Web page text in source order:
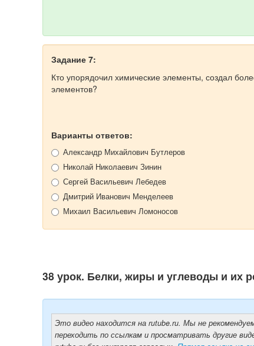
Задание 7:
Кто упорядочил химические элементы, создал
элементов?
Варианты ответов:
Александр Михайлович Бутлеров
Николай Николаевич Зинин
Сергей Васильевич Лебедев
Дмитрий Иванович Менделеев
Михаил Васильевич Ломоносов
38 урок. Белки, жиры и углеводы и их
Это видео находится на rutube.ru. Мы не
переходить по ссылкам и просматривать другие